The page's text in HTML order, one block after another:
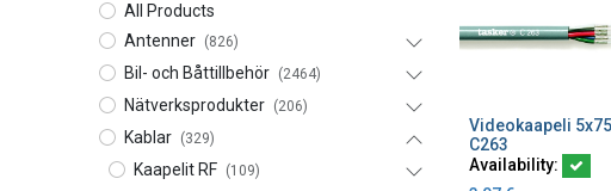
All Products
Antenner
(826)
Bil- och Båttillbehör (2464)
Nätverksprodukter (206)
Kablar (329)
Kaapelit RF (109)
Add to Cart
C263
Availability: